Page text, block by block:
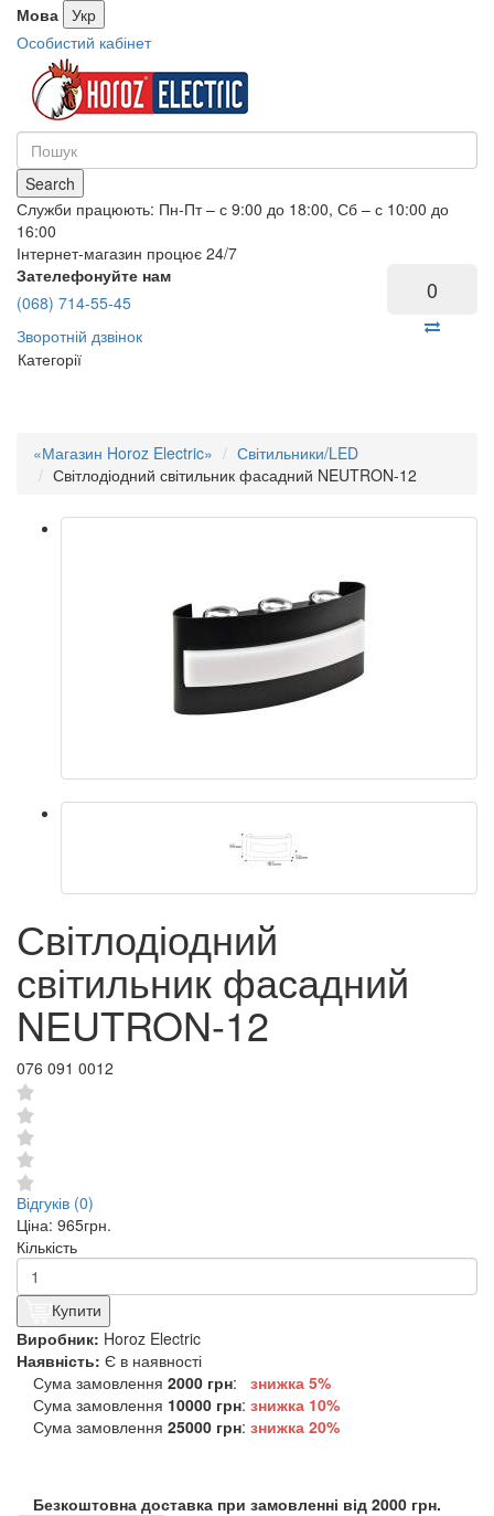
Мова Укр
Особистий кабінет
Search
Служби працюють: Пн-Пт – с 9:00 до 18:00, Сб – с 10:00 до
16:00
Інтернет-магазин процює 24/7
Зателефонуйте нам
(068) 714-55-45
Зворотній дзвінок
0
Категорії
«Магазин Horoz Electric»
Світильники/LED
Світлодіодний світильник фасадний NEUTRON-12
Світлодіодний
світильник фасадний
NEUTRON-12
076 091 0012
Відгуків (0)
Ціна: 965грн.
Кількість
Купити
Виробник: Horoz Electric
Наявність: Є в наявності
Сума замовлення 2000 грн:
знижка 5%
Сума замовлення 10000 грн: знижка 10%
Сума замовлення 25000 грн: знижка 20%
Безкоштовна доставка при замовленні від 2000 грн.